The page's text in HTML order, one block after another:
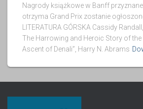
Nagrody książkowe w Banff
otrzyma Grand Prix zostanie
LITERATURA GÓRSKA Cassidy
The Harrowing and Heroic Story of the
Ascent of Denali”, Harry N. Abrams